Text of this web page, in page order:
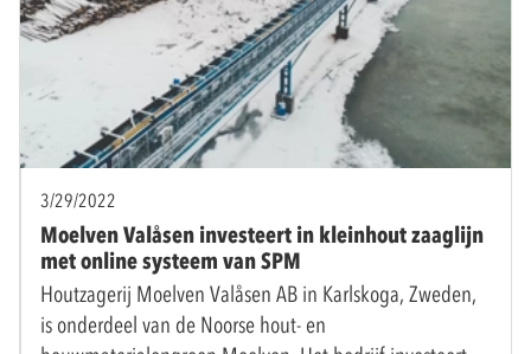
3/29/2022
Moelven Valåsen investeert in kleinhout zaaglijn
met online systeem van SPM
Houtzagerij Moelven Valåsen AB in Karlskoga, Zweden,
is onderdeel van de Noorse hout- en